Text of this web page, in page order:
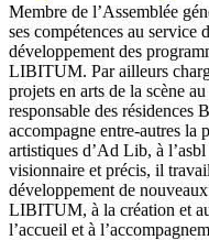
Membre de l’Assemblée
ses compétences au service
développement des
LIBITUM. Par ailleurs
projets en arts de la scène
responsable des
accompagne entre-autres la
artistiques d’Ad Lib, à
visionnaire et précis, il
développement de
LIBITUM, à la création et
l’accueil et à